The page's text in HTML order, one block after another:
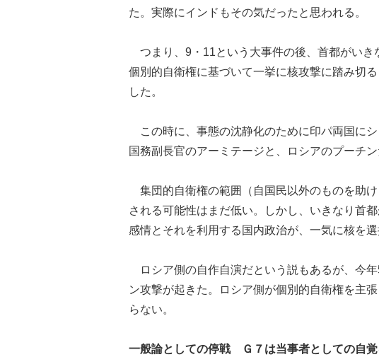
た。実際にインドもその気だったと思われる。
つまり、9・11という大事件の後、首都がいき
個別的自衛権に基づいて一挙に核攻撃に踏み切
した。
この時に、事態の沈静化のために印パ両国に
国務副長官のアーミテージと、ロシアのプーチン
集団的自衛権の範囲（自国民以外のものを助
される可能性はまだ低い。しかし、いきなり首
感情とそれを利用する国内政治が、一気に核を
ロシア側の自作自演だという説もあるが、今
ン攻撃が起きた。ロシア側が個別的自衛権を主
らない。
一般論としての停戦 Ｇ７は当事者としての自覚